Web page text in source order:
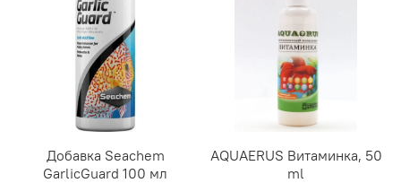
Добавка Seachem
GarlicGuard 100 мл
AQUAERUS Витаминка, 50
ml